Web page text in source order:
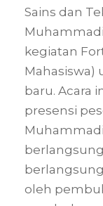
Sains dan
kegiatan
Mahasiswa)
baru. Acara
presensi
oleh